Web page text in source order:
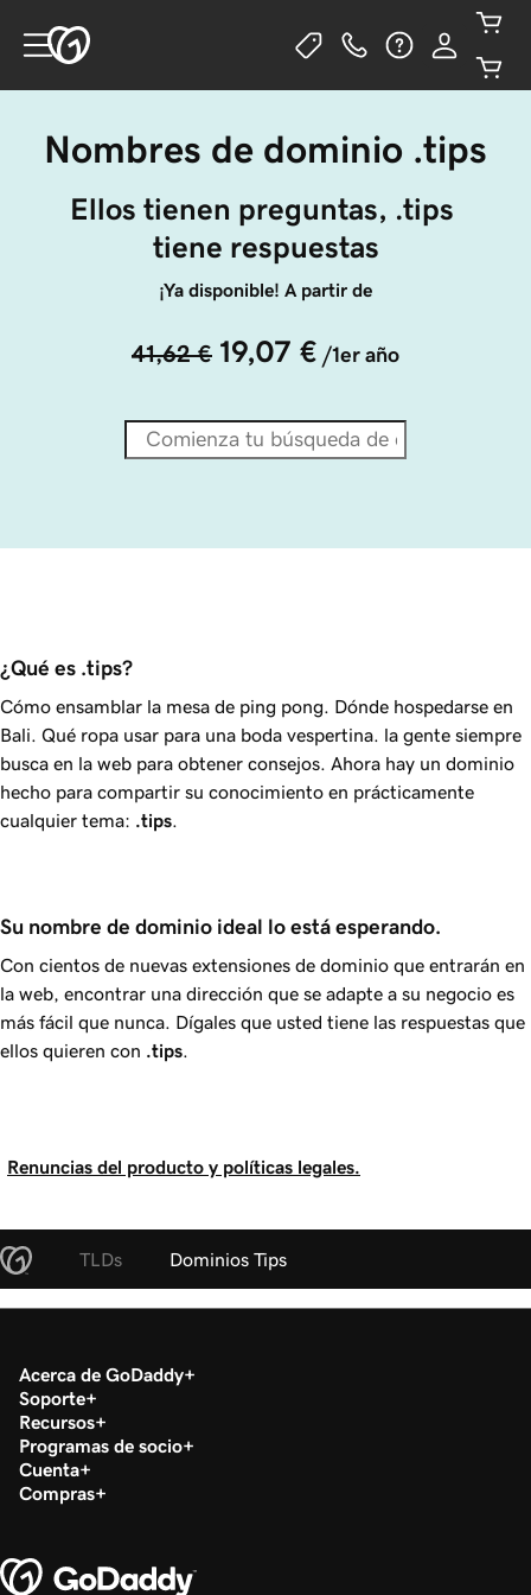
Nombres de dominio .tips
Ellos tienen preguntas, .tips
tiene respuestas
¡Ya disponible! A partir de
41,62 € 19,07 € /1er año
¿Qué es .tips?
Cómo ensamblar la mesa de ping pong. Dónde hospedarse en
Bali. Qué ropa usar para una boda vespertina. la gente siempre
busca en la web para obtener consejos. Ahora hay un dominio
hecho para compartir su conocimiento en prácticamente
cualquier tema: .tips
Su nombre de dominio ideal lo está esperando.
Con cientos de nuevas extensiones de dominio que entrarán en
la web, encontrar una dirección que se adapte a su negocio es
más fácil que nunca. Dígales que usted tiene las respuestas que
ellos quieren con .tips
Renuncias del producto y políticas legales.
TLDs Dominios Tips
Acerca de GoDaddy
Soporte
Recursos
Programas de socio
Cuenta
Compras